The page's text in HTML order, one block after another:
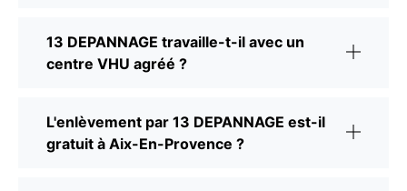
13 DEPANNAGE travaille-t-il avec un
centre VHU agréé ?
L'enlèvement par 13 DEPANNAGE est-il
gratuit à Aix-En-Provence ?